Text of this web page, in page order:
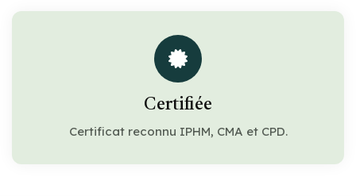
Certifiée
Certificat reconnu IPHM, CMA et CPD.